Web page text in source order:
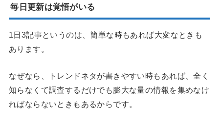
毎日更新は覚悟がいる
1日3記事というのは、簡単な時もあれば大変なときも
あります。
なぜなら、トレンドネタが書きやすい時もあれば、全く
知らなくて調査するだけでも膨大な量の情報を集めなけ
ればならないときもあるからです。